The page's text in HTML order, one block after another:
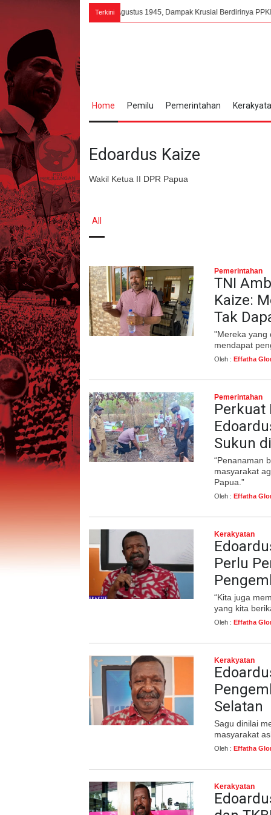
Terkini
7 Agustus 1945, Dampak Krusial Berdirinya PPKI Terhadap
Home Pemilu Pemerintahan
Edoardus Kaize
Wakil Ketua II DPR Papua
All
Pemerintahan
TNI
Kaize:
Tak
"Mereka yang
mendapat
Oleh : Effatha
Pemerintahan
Perkuat
Sukun
“Penanaman
masyarakat
Papua.”
Oleh : Effatha
Kerakyatan
Perlu
“Kita juga
yang kita
Oleh : Effatha
Kerakyatan
Selatan
Sagu dinilai
masyarakat
Oleh : Effatha
Kerakyatan